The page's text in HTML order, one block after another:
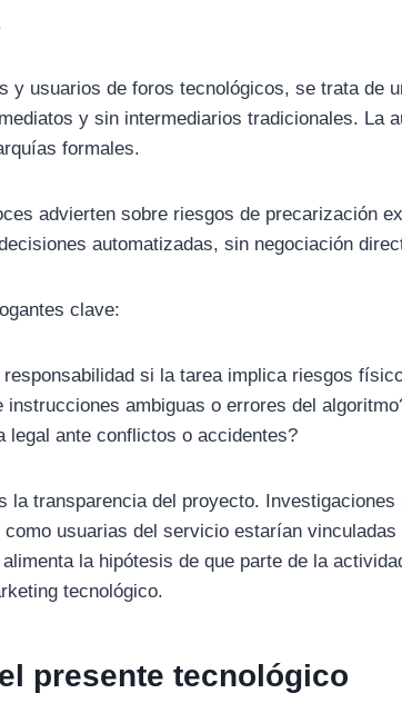
y usuarios de foros tecnológicos, se trata de
y sin intermediarios tradicionales. La
formales.
advierten sobre riesgos de precarización
automatizadas, sin negociación
clave:
responsabilidad si la tarea implica riesgos
instrucciones ambiguas o errores del
legal ante conflictos o accidentes?
la transparencia del proyecto.
usuarias del servicio estarían
la hipótesis de que parte de la
tecnológico.
presente tecnológico